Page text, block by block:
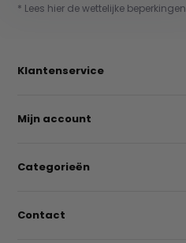
* Lees hier de wettelijke beperkingen
Klantenservice
Mijn account
Categorieën
Contact